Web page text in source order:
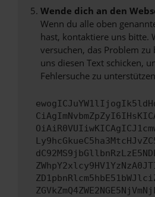
Wende dich an den
Wenn du alle oben
hast, kontaktiere uns bitte.
versuchen, das Problem zu
uns diesen Text schicken,
Fehlersuche zu